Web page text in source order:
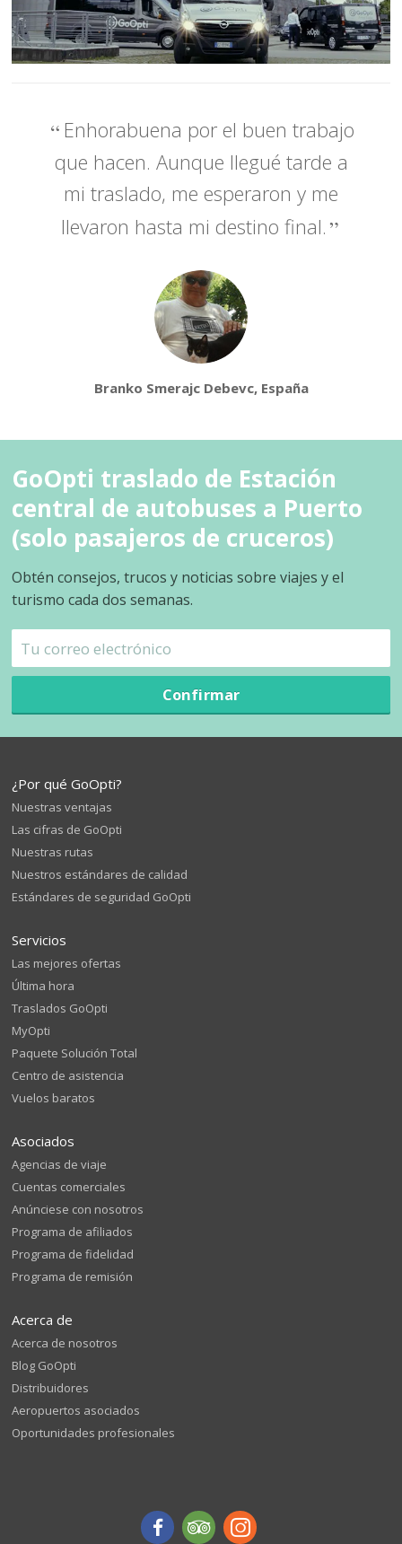
Enhorabuena por el buen trabajo
que hacen. Aunque llegué tarde a
mi traslado, me esperaron y me
llevaron hasta mi destino final.
Branko Smerajc Debevc, España
GoOpti traslado de Estación
central de autobuses a Puerto
(solo pasajeros de cruceros)
Obtén consejos, trucos y noticias sobre viajes y el
turismo cada dos semanas.
Confirmar
¿Por qué GoOpti?
Nuestras ventajas
Las cifras de GoOpti
Nuestras rutas
Nuestros estándares de calidad
Estándares de seguridad GoOpti
Servicios
Las mejores ofertas
Última hora
Traslados GoOpti
MyOpti
Paquete Solución Total
Centro de asistencia
Vuelos baratos
Asociados
Agencias de viaje
Cuentas comerciales
Anúnciese con nosotros
Programa de afiliados
Programa de fidelidad
Programa de remisión
Acerca de
Acerca de nosotros
Blog GoOpti
Distribuidores
Aeropuertos asociados
Oportunidades profesionales